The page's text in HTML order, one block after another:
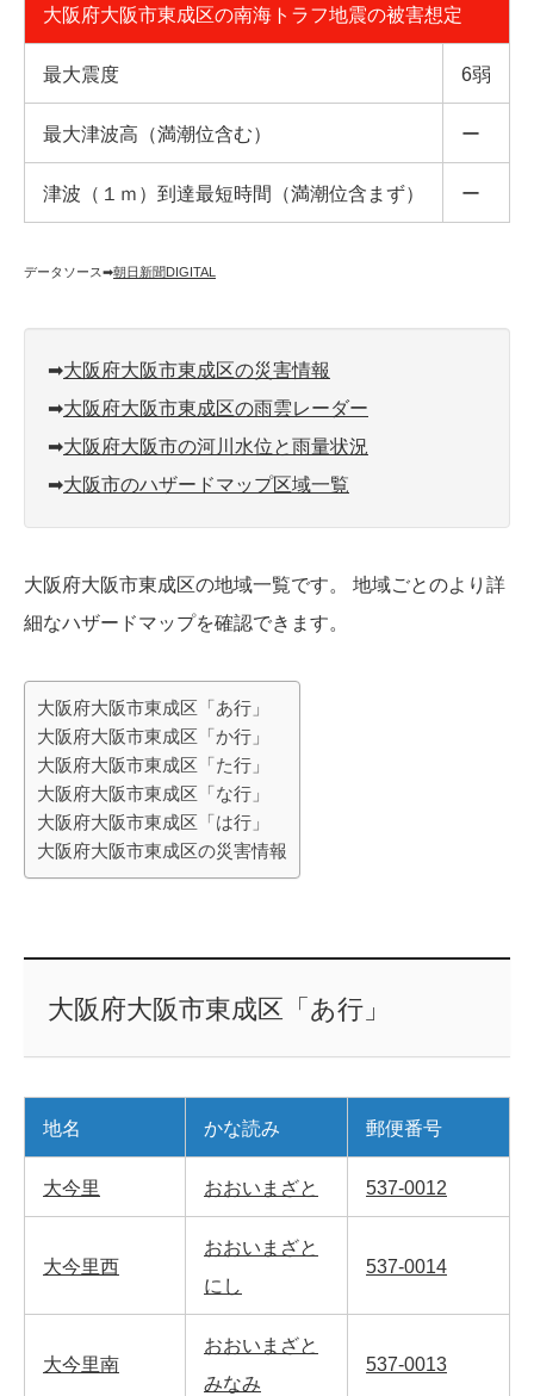
大阪府大阪市東成区の南海トラフ地震の被害想定
最大震度 6弱
最大津波高（満潮位含む） ー
津波（１ｍ）到達最短時間（満潮位含まず） ー
データソース➡︎朝日新聞DIGITAL
➡︎大阪府大阪市東成区の災害情報
➡︎大阪府大阪市東成区の雨雲レーダー
➡︎大阪府大阪市の河川水位と雨量状況
➡︎大阪市のハザードマップ区域一覧
大阪府大阪市東成区の地域一覧です。 地域ごとのより詳
細なハザードマップを確認できます。
大阪府大阪市東成区「あ行」
大阪府大阪市東成区「か行」
大阪府大阪市東成区「た行」
大阪府大阪市東成区「な行」
大阪府大阪市東成区「は行」
大阪府大阪市東成区の災害情報
大阪府大阪市東成区「あ行」
地名 かな読み 郵便番号
大今里 おおいまざと 537-0012
大今里西
おおいまざと
にし
537-0014
大今里南
おおいまざと
みなみ
537-0013